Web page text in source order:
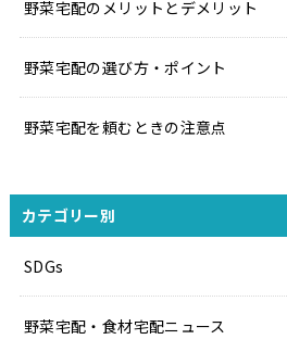
野菜宅配のメリットとデメリット
野菜宅配の選び方・ポイント
野菜宅配を頼むときの注意点
カテゴリー別
SDGs
野菜宅配・食材宅配ニュース